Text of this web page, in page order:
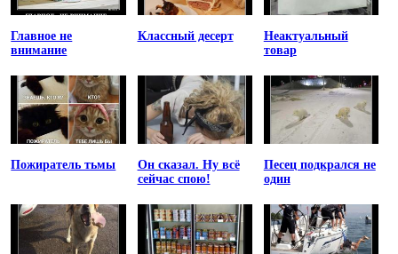
Главное не
внимание
Классный десерт
Неактуальный
товар
Пожиратель тьмы
Он сказал. Ну всё
сейчас спою!
Песец подкрался не
один